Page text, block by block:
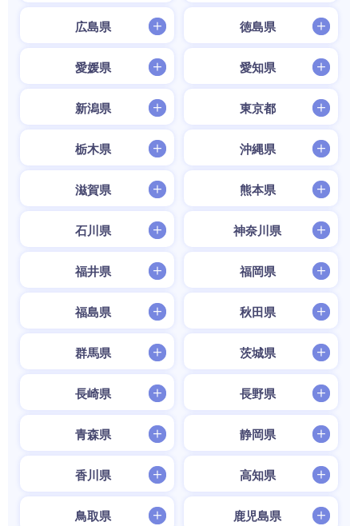
広島県 徳島県
愛媛県 愛知県
新潟県 東京都
栃木県 沖縄県
滋賀県 熊本県
石川県 神奈川県
福井県 福岡県
福島県 秋田県
群馬県 茨城県
長崎県 長野県
青森県 静岡県
香川県 高知県
鳥取県 鹿児島県